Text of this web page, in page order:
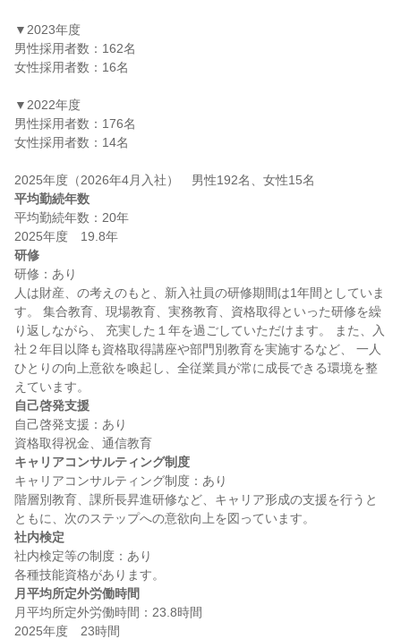
▼2023年度
男性採用者数：162名
女性採用者数：16名
▼2022年度
男性採用者数：176名
女性採用者数：14名
平均勤続年数
平均勤続年数：20年
研修
研修：あり
人は財産、の考えのもと、新入社員の研修期間は1年間としていま
す。 集合教育、現場教育、実務教育、資格取得といった研修を繰
り返しながら、 充実した１年を過ごしていただけます。 また、入
社２年目以降も資格取得講座や部門別教育を実施するなど、 一人
ひとりの向上意欲を喚起し、全従業員が常に成長できる環境を整
自己啓発支援
自己啓発支援：あり
キャリアコンサルティング制度
キャリアコンサルティング制度：あり
階層別教育、課所長昇進研修など、キャリア形成の支援を行うと
社内検定
社内検定等の制度：あり
月平均所定外労働時間
月平均所定外労働時間：23.8時間